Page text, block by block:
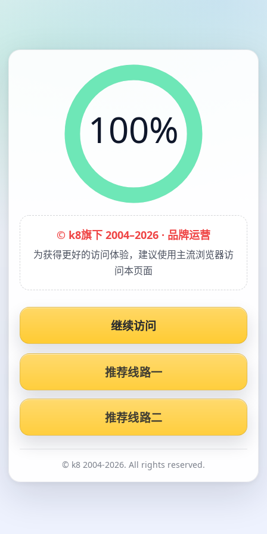
100%
© k8旗下 2004–2026 · 品牌运营
为获得更好的访问体验，建议使用主流浏览器访
问本页面
继续访问
推荐线路一
推荐线路二
© k8 2004-2026. All rights reserved.